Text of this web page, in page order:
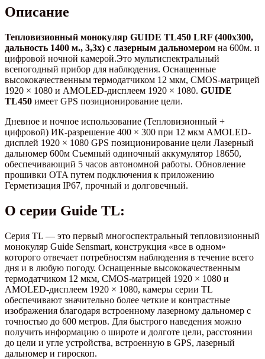
Описание
Тепловизионный монокуляр GUIDE TL450 LRF (400х300,
дальность 1400 м., 3,3x) с лазерным дальномером на 600м. и
цифровой ночной камерой.Это мультиспектральный
всепогодный прибор для наблюдения. Оснащенные
высококачественным термодатчиком 12 мкм, CMOS-матрицей
1920 × 1080 и AMOLED-дисплеем 1920 × 1080. GUIDE
TL450 имеет GPS позиционирование цели.
Дневное и ночное использование (Тепловизионный +
цифровой) ИК-разрешение 400 × 300 при 12 мкм AMOLED-
дисплей 1920 × 1080 GPS позиционирование цели Лазерный
дальномер 600м Съемный одиночный аккумулятор 18650,
обеспечивающий 5 часов автономной работы. Обновление
прошивки OTA путем подключения к приложению
Герметизация IP67, прочный и долговечный.
О серии Guide TL:
Серия TL — это первый многоспектральный тепловизионный
монокуляр Guide Sensmart, конструкция «все в одном»
которого отвечает потребностям наблюдения в течение всего
дня и в любую погоду. Оснащенные высококачественным
термодатчиком 12 мкм, CMOS-матрицей 1920 × 1080 и
AMOLED-дисплеем 1920 × 1080, камеры серии TL
обеспечивают значительно более четкие и контрастные
изображения благодаря встроенному лазерному дальномер с
точностью до 600 метров. Для быстрого наведения можно
получить информацию о широте и долготе цели, расстоянии
до цели и угле устройства, встроенную в GPS, лазерный
дальномер и гироскоп.